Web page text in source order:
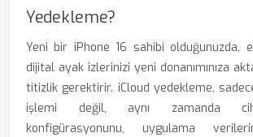
Yedekleme?
Yeni bir iPhone 16 sahibi olduğunuzda,
dijital ayak izlerinizi yeni donanımınıza
titizlik gerektirir. iCloud yedekleme,
işlemi değil, aynı zamanda
konfigürasyonunu, uygulama